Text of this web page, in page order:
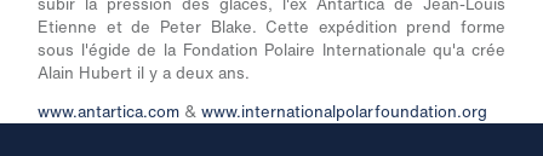
subir la pression des glaces, l'ex Antartica de Jean-Louis
Etienne et de Peter Blake. Cette expédition prend forme
sous l'égide de la Fondation Polaire Internationale qu'a crée
Alain Hubert il y a deux ans.
www.antartica.com &www.internationalpolarfoundation.org